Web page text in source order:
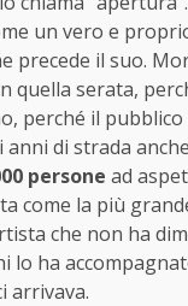
un vero e
precede il suo.
quella serata,
perché il
anni di strada
persone ad
come la più
che non ha
lo ha
arrivava.